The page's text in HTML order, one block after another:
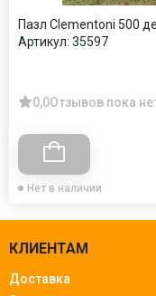
Пазл Clementoni 500
Артикул: 35597
0,0Отзывов пока
Нет в наличии
КЛИЕНТАМ
Доставка